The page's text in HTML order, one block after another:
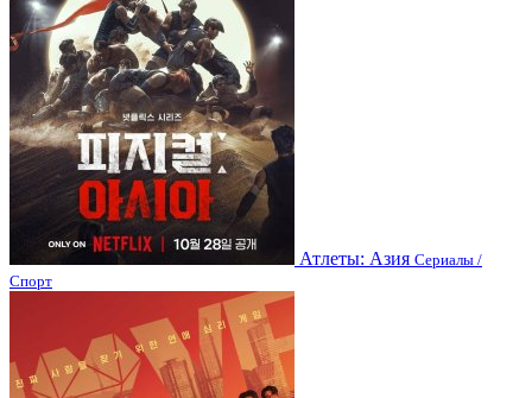
Атлеты: Азия Сериалы /
Спорт